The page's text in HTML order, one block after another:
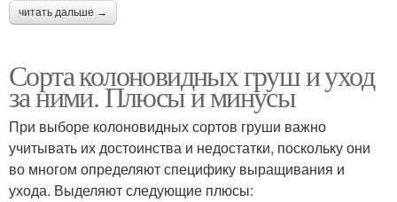
читать дальше →
Сорта колоновидных груш и уход
за ними. Плюсы и минусы
При выборе колоновидных сортов груши важно
учитывать их достоинства и недостатки, поскольку они
во многом определяют специфику выращивания и
ухода. Выделяют следующие плюсы: